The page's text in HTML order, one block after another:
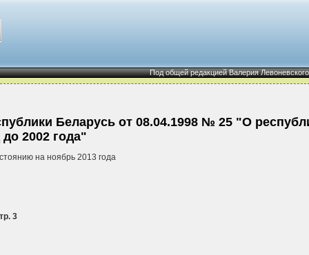
Под общей редакцией Валерия Левоневского
Беларусь от 08.04.1998 № 25 "О
2002 года"
на ноябрь 2013 года
3